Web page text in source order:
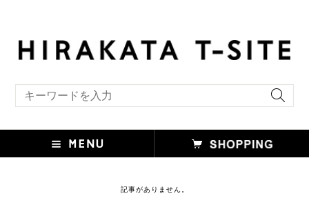
記事がありません。